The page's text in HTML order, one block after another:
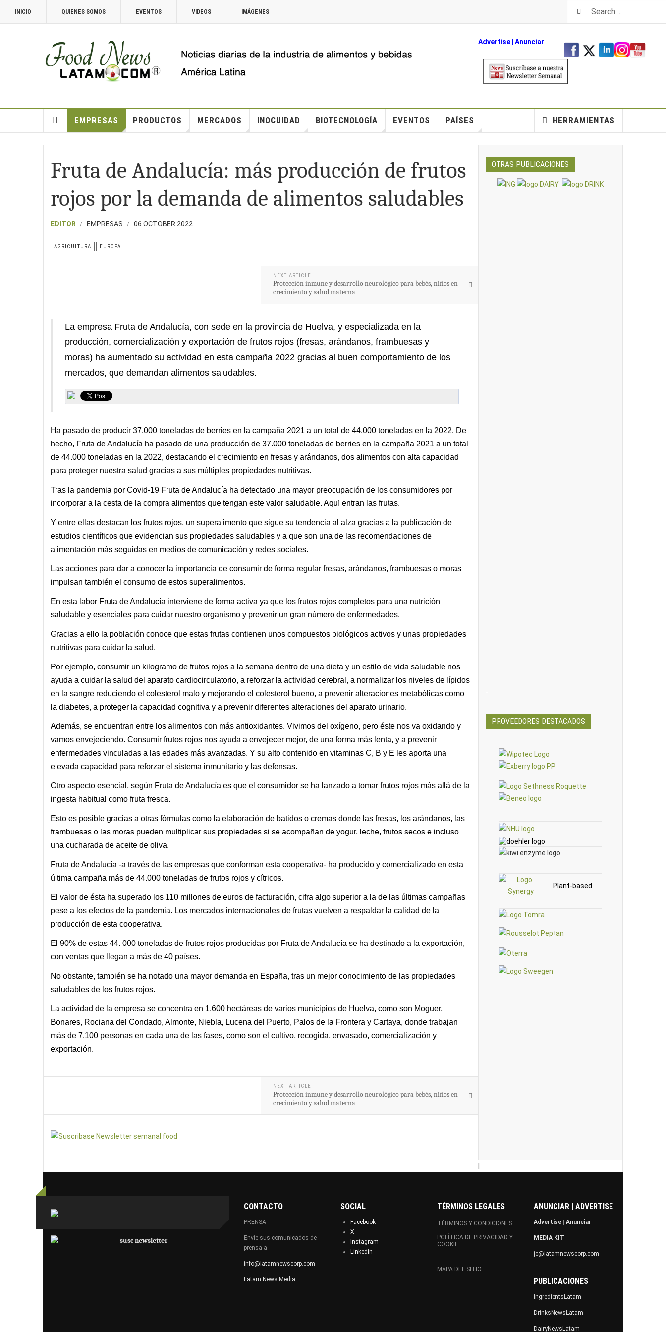
INICIO QUIENES SOMOS EVENTOS VIDEOS IMÁGENES
Advertise| Anunciar
EMPRESAS PRODUCTOS MERCADOS INOCUIDAD BIOTECNOLOGÍA EVENTOS PAÍSES HERRAMIENTAS
Fruta de Andalucía: más producción de frutos
rojos por la demanda de alimentos saludables
EDITOR EMPRESAS 06 OCTOBER 2022
AGRICULTURA EUROPA
NEXT ARTICLE
Protección inmune y desarrollo neurológico para bebés, niños en
crecimiento y salud materna
La empresa Fruta de Andalucía, con sede en la provincia de Huelva, y especializada en la
producción, comercialización y exportación de frutos rojos (fresas, arándanos, frambuesas y
moras) ha aumentado su actividad en esta campaña 2022 gracias al buen comportamiento de los
mercados, que demandan alimentos saludables.
Ha pasado de producir 37.000 toneladas de berries en la campaña 2021 a un total de 44.000 toneladas en la 2022. De
hecho, Fruta de Andalucía ha pasado de una producción de 37.000 toneladas de berries en la campaña 2021 a un total
de 44.000 toneladas en la 2022, destacando el crecimiento en fresas y arándanos, dos alimentos con alta capacidad
para proteger nuestra salud gracias a sus múltiples propiedades nutritivas.
Tras la pandemia por Covid-19 Fruta de Andalucía ha detectado una mayor preocupación de los consumidores por
incorporar a la cesta de la compra alimentos que tengan este valor saludable. Aquí entran las frutas.
Y entre ellas destacan los frutos rojos, un superalimento que sigue su tendencia al alza gracias a la publicación de
estudios científicos que evidencian sus propiedades saludables y a que son una de las recomendaciones de
alimentación más seguidas en medios de comunicación y redes sociales.
Las acciones para dar a conocer la importancia de consumir de forma regular fresas, arándanos, frambuesas o moras
impulsan también el consumo de estos superalimentos.
En esta labor Fruta de Andalucía interviene de forma activa ya que los frutos rojos completos para una nutrición
saludable y esenciales para cuidar nuestro organismo y prevenir un gran número de enfermedades.
Gracias a ello la población conoce que estas frutas contienen unos compuestos biológicos activos y unas propiedades
nutritivas para cuidar la salud.
Por ejemplo, consumir un kilogramo de frutos rojos a la semana dentro de una dieta y un estilo de vida saludable nos
ayuda a cuidar la salud del aparato cardiocirculatorio, a reforzar la actividad cerebral, a normalizar los niveles de lípidos
en la sangre reduciendo el colesterol malo y mejorando el colesterol bueno, a prevenir alteraciones metabólicas como
la diabetes, a proteger la capacidad cognitiva y a prevenir diferentes alteraciones del aparato urinario.
Además, se encuentran entre los alimentos con más antioxidantes. Vivimos del oxígeno, pero éste nos va oxidando y
vamos envejeciendo. Consumir frutos rojos nos ayuda a envejecer mejor, de una forma más lenta, y a prevenir
enfermedades vinculadas a las edades más avanzadas. Y su alto contenido en vitaminas C, B y E les aporta una
elevada capacidad para reforzar el sistema inmunitario y las defensas.
Otro aspecto esencial, según Fruta de Andalucía es que el consumidor se ha lanzado a tomar frutos rojos más allá de la
ingesta habitual como fruta fresca.
Esto es posible gracias a otras fórmulas como la elaboración de batidos o cremas donde las fresas, los arándanos, las
frambuesas o las moras pueden multiplicar sus propiedades si se acompañan de yogur, leche, frutos secos e incluso
una cucharada de aceite de oliva.
Fruta de Andalucía -a través de las empresas que conforman esta cooperativa- ha producido y comercializado en esta
última campaña más de 44.000 toneladas de frutos rojos y cítricos.
El valor de ésta ha superado los 110 millones de euros de facturación, cifra algo superior a la de las últimas campañas
pese a los efectos de la pandemia. Los mercados internacionales de frutas vuelven a respaldar la calidad de la
producción de esta cooperativa.
El 90% de estas 44. 000 toneladas de frutos rojos producidas por Fruta de Andalucía se ha destinado a la exportación,
con ventas que llegan a más de 40 países.
No obstante, también se ha notado una mayor demanda en España, tras un mejor conocimiento de las propiedades
saludables de los frutos rojos.
La actividad de la empresa se concentra en 1.600 hectáreas de varios municipios de Huelva, como son Moguer,
Bonares, Rociana del Condado, Almonte, Niebla, Lucena del Puerto, Palos de la Frontera y Cartaya, donde trabajan
más de 7.100 personas en cada una de las fases, como son el cultivo, recogida, envasado, comercialización y
exportación.
NEXT ARTICLE
Protección inmune y desarrollo neurológico para bebés, niños en
crecimiento y salud materna
OTRAS PUBLICACIONES
PROVEEDORES DESTACADOS
Plant-based
CONTACTO
PRENSA
Envíe sus comunicados de
prensa a
info@latamnewscorp.com
Latam News Media
SOCIAL
Facebook
X
Instagram
Linkedin
TÉRMINOS LEGALES
TÉRMINOS Y CONDICIONES
POLÍTICA DE PRIVACIDAD Y
COOKIE
MAPA DEL SITIO
ANUNCIAR | ADVERTISE
Advertise Anunciar
MEDIA KIT
jc@latamnewscorp.com
PUBLICACIONES
IngredientsLatam
DrinksNewsLatam
DairyNewsLatam